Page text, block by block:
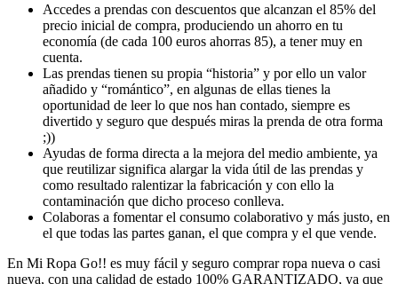
Accedes a prendas con descuentos que alcanzan el 85% del
precio inicial de compra, produciendo un ahorro en tu
economía (de cada 100 euros ahorras 85), a tener muy en
cuenta.
Las prendas tienen su propia “historia” y por ello un valor
añadido y “romántico”, en algunas de ellas tienes la
oportunidad de leer lo que nos han contado, siempre es
divertido y seguro que después miras la prenda de otra forma
;))
Ayudas de forma directa a la mejora del medio ambiente, ya
que reutilizar significa alargar la vida útil de las prendas y
como resultado ralentizar la fabricación y con ello la
contaminación que dicho proceso conlleva.
Colaboras a fomentar el consumo colaborativo y más justo, en
el que todas las partes ganan, el que compra y el que vende.
En Mi Ropa Go!! es muy fácil y seguro comprar ropa nueva o casi
nueva, con una calidad de estado 100% GARANTIZADO, ya que